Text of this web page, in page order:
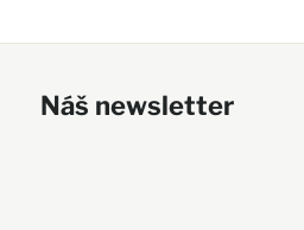
Náš newsletter